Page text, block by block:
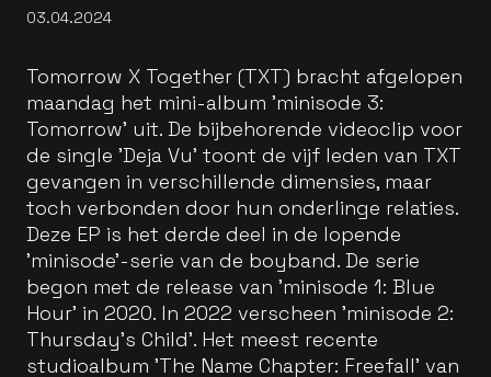
03.04.2024
Tomorrow X Together (TXT) bracht afgelopen
maandag het mini-album 'minisode 3:
Tomorrow' uit. De bijbehorende videoclip voor
de single 'Deja Vu' toont de vijf leden van TXT
gevangen in verschillende dimensies, maar
toch verbonden door hun onderlinge relaties.
Deze EP is het derde deel in de lopende
'minisode'-serie van de boyband. De serie
begon met de release van 'minisode 1: Blue
Hour' in 2020. In 2022 verscheen 'minisode 2:
Thursday's Child'. Het meest recente
studioalbum 'The Name Chapter: Freefall' van